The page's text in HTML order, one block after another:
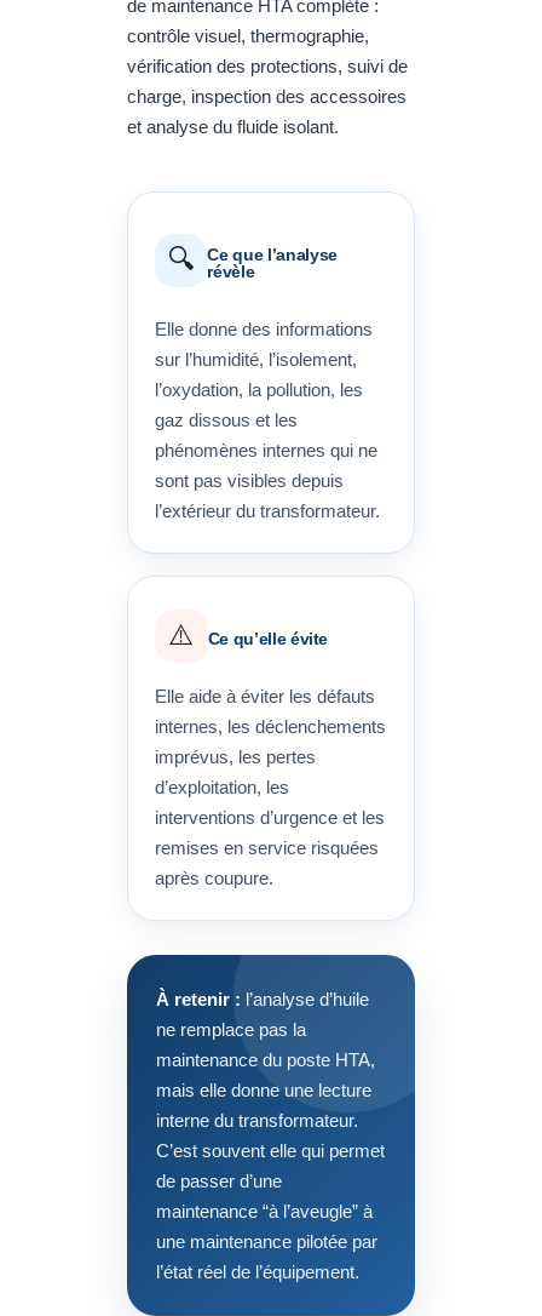
de maintenance HTA complète :
contrôle visuel, thermographie,
vérification des protections, suivi de
charge, inspection des accessoires
et analyse du fluide isolant.
🔍
Ce que l’analyse
révèle
Elle donne des informations
sur l’humidité, l’isolement,
l’oxydation, la pollution, les
gaz dissous et les
phénomènes internes qui ne
sont pas visibles depuis
l’extérieur du transformateur.
⚠️ Ce qu’elle évite
Elle aide à éviter les défauts
internes, les déclenchements
imprévus, les pertes
d’exploitation, les
interventions d’urgence et les
remises en service risquées
après coupure.
À retenir : l’analyse d’huile
ne remplace pas la
maintenance du poste HTA,
mais elle donne une lecture
interne du transformateur.
C’est souvent elle qui permet
de passer d’une
maintenance “à l’aveugle” à
une maintenance pilotée par
l’état réel de l’équipement.